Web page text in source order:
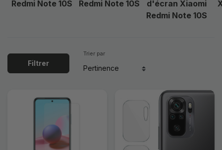
Redmi Note 10S
Redmi Note 10S
d'écran Xiaomi
Redmi Note 10S
Filtrer
Trier par